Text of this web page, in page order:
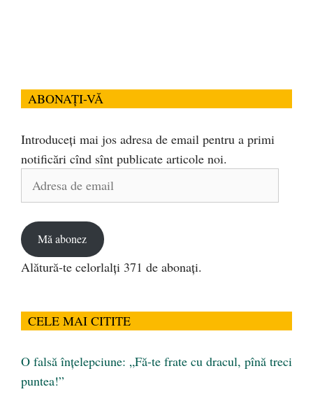
ABONAȚI-VĂ
Introduceți mai jos adresa de email pentru a primi
notificări cînd sînt publicate articole noi.
Mă abonez
Alătură-te celorlalți 371 de abonați.
CELE MAI CITITE
O falsă înțelepciune: „Fă-te frate cu dracul, pînă treci
puntea!”